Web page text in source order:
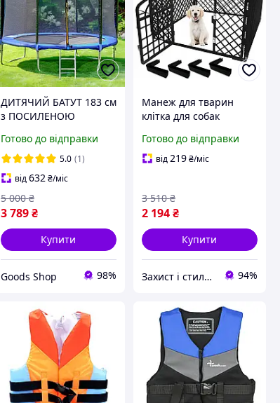
ДИТЯЧИЙ БАТУТ 183 см
з ПОСИЛЕНОЮ
навантаженням до 100
кг з драбиною:
максимальна безпека
та комфорт для малюка
Готово до відправки
5.0 (1)
від632 ₴/міс
3 789 ₴
5 000 ₴
Купити
Goods Shop 98%
Манеж для тварин
клітка для собак
переносна огорожа для
безпеки та комфорту
Готово до відправки
від219₴/міс
2 194₴
3 510 ₴
Купити
Захист і стиль — в одному магазині 94%